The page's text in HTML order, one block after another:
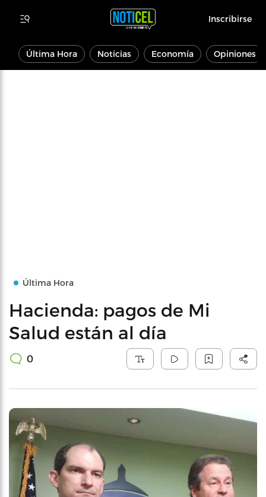
Inscribirse
Última Hora Noticias Economía Opiniones
Última Hora
Hacienda: pagos de Mi
Salud están al día
0